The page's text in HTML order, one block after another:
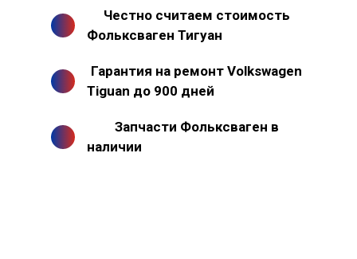
Честно считаем стоимость
Фольксваген Тигуан
Гарантия на ремонт Volkswagen
Tiguan до 900 дней
Запчасти Фольксваген в
наличии